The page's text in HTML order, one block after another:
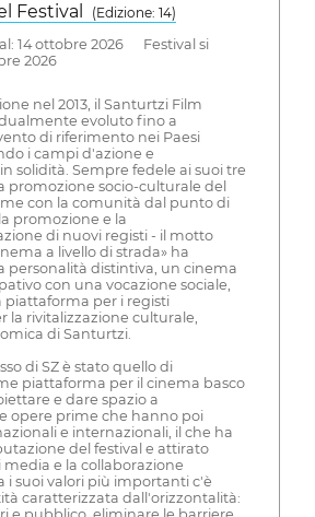
Festival
( Edizione: 14)
14 ottobre 2026 Festival si
2026
nel 2013, il Santurtzi Film
evoluto fino a
di riferimento nei Paesi
i campi d'azione e
solidità. Sempre fedele ai suoi tre
promozione socio-culturale del
con la comunità dal punto di
promozione e la
di nuovi registi - il motto
a livello di strada» ha
personalità distintiva, un cinema
con una vocazione sociale,
piattaforma per i registi
la rivitalizzazione culturale,
di Santurtzi.
di SZ è stato quello di
piattaforma per il cinema basco
e dare spazio a
opere prime che hanno poi
e internazionali, il che ha
del festival e attirato
media e la collaborazione
i suoi valori più importanti c'è
caratterizzata dall'orizzontalità: